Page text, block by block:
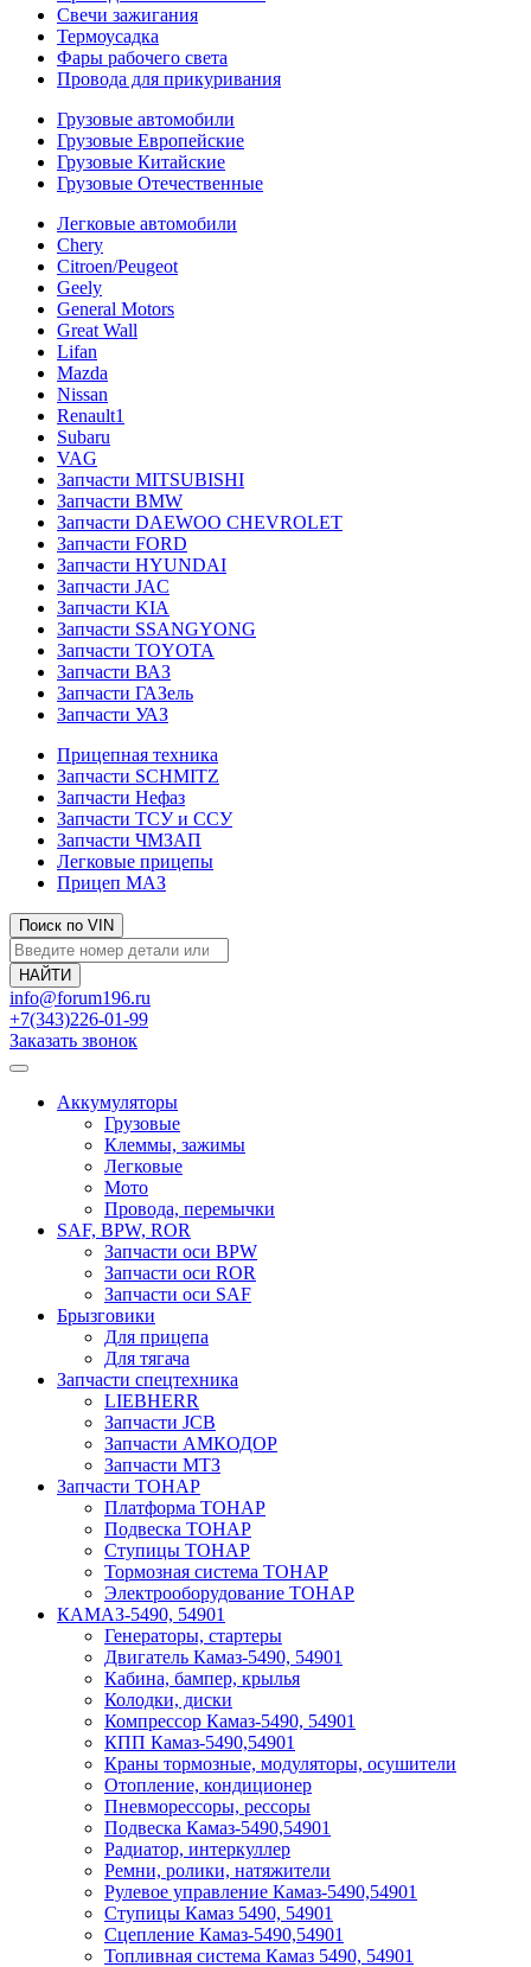
Свечи зажигания
Термоусадка
Фары рабочего света
Провода для прикуривания
Грузовые автомобили
Грузовые Европейские
Грузовые Китайские
Грузовые Отечественные
Легковые автомобили
Chery
Citroen/Peugeot
Geely
General Motors
Great Wall
Lifan
Mazda
Nissan
Renault1
Subaru
VAG
Запчасти MITSUBISHI
Запчасти BMW
Запчасти DAEWOO CHEVROLET
Запчасти FORD
Запчасти HYUNDAI
Запчасти JAC
Запчасти KIA
Запчасти SSANGYONG
Запчасти TOYOTA
Запчасти ВАЗ
Запчасти ГАЗель
Запчасти УАЗ
Прицепная техника
Запчасти SCHMITZ
Запчасти Нефаз
Запчасти ТСУ и ССУ
Запчасти ЧМЗАП
Легковые прицепы
Прицеп МАЗ
Поиск по VIN
info@forum196.ru
+7(343)226-01-99
Заказать звонок
Аккумуляторы
Грузовые
Клеммы, зажимы
Легковые
Мото
Провода, перемычки
SAF, BPW, ROR
Запчасти оси BPW
Запчасти оси ROR
Запчасти оси SAF
Брызговики
Для прицепа
Для тягача
Запчасти спецтехника
LIEBHERR
Запчасти JCB
Запчасти АМКОДОР
Запчасти МТЗ
Запчасти ТОНАР
Платформа ТОНАР
Подвеска ТОНАР
Ступицы ТОНАР
Тормозная система ТОНАР
Электрооборудование ТОНАР
КАМАЗ-5490, 54901
Генераторы, стартеры
Двигатель Камаз-5490, 54901
Кабина, бампер, крылья
Колодки, диски
Компрессор Камаз-5490, 54901
КПП Камаз-5490,54901
Краны тормозные, модуляторы, осушители
Отопление, кондиционер
Пневморессоры, рессоры
Подвеска Камаз-5490,54901
Радиатор, интеркуллер
Ремни, ролики, натяжители
Рулевое управление Камаз-5490,54901
Ступицы Камаз 5490, 54901
Сцепление Камаз-5490,54901
Топливная система Камаз 5490, 54901